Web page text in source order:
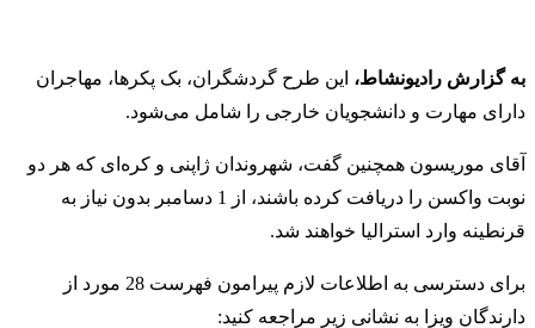
به گزارش رادیونشاط، این طرح گردشگران، بک پکرها، مهاجران
دارای مهارت و دانشجویان خارجی را شامل می‌شود.
آقای موریسون همچنین گفت، شهروندان ژاپنی و کره‌ای که هر دو
نوبت واکسن را دریافت کرده باشند، از 1 دسامبر بدون نیاز به
قرنطینه وارد استرالیا خواهند شد.
برای دسترسی به اطلاعات لازم پیرامون فهرست 28 مورد از
دارندگان ویزا به نشانی زیر مراجعه کنید: